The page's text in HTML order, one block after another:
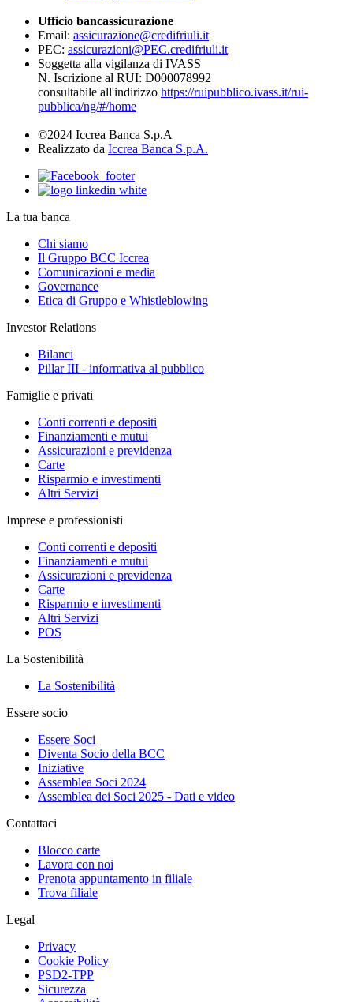
Ufficio bancassicurazione
Email: assicurazione@credifriuli.it
PEC: assicurazioni@PEC.credifriuli.it
Soggetta alla vigilanza di IVASS
N. Iscrizione al RUI: D000078992
consultabile all'indirizzo https://ruipubblico.ivass.it/rui-
pubblica/ng/#/home
©2024 Iccrea Banca S.p.A
Realizzato da Iccrea Banca S.p.A.
La tua banca
Chi siamo
Il Gruppo BCC Iccrea
Comunicazioni e media
Governance
Etica di Gruppo e Whistleblowing
Investor Relations
Bilanci
Pillar III - informativa al pubblico
Famiglie e privati
Conti correnti e depositi
Finanziamenti e mutui
Assicurazioni e previdenza
Carte
Risparmio e investimenti
Altri Servizi
Imprese e professionisti
Conti correnti e depositi
Finanziamenti e mutui
Assicurazioni e previdenza
Carte
Risparmio e investimenti
Altri Servizi
POS
La Sostenibilità
La Sostenibilità
Essere socio
Essere Soci
Diventa Socio della BCC
Iniziative
Assemblea Soci 2024
Assemblea dei Soci 2025 - Dati e video
Contattaci
Blocco carte
Lavora con noi
Prenota appuntamento in filiale
Trova filiale
Legal
Privacy
Cookie Policy
PSD2-TPP
Sicurezza